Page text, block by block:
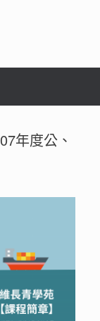
年度公、